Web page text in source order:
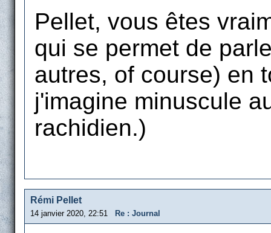
Pellet, vous êtes
qui se permet de
autres, of course) en
j'imagine minuscule
rachidien.)
Rémi Pellet
14 janvier 2020, 22:51 Re : Journal